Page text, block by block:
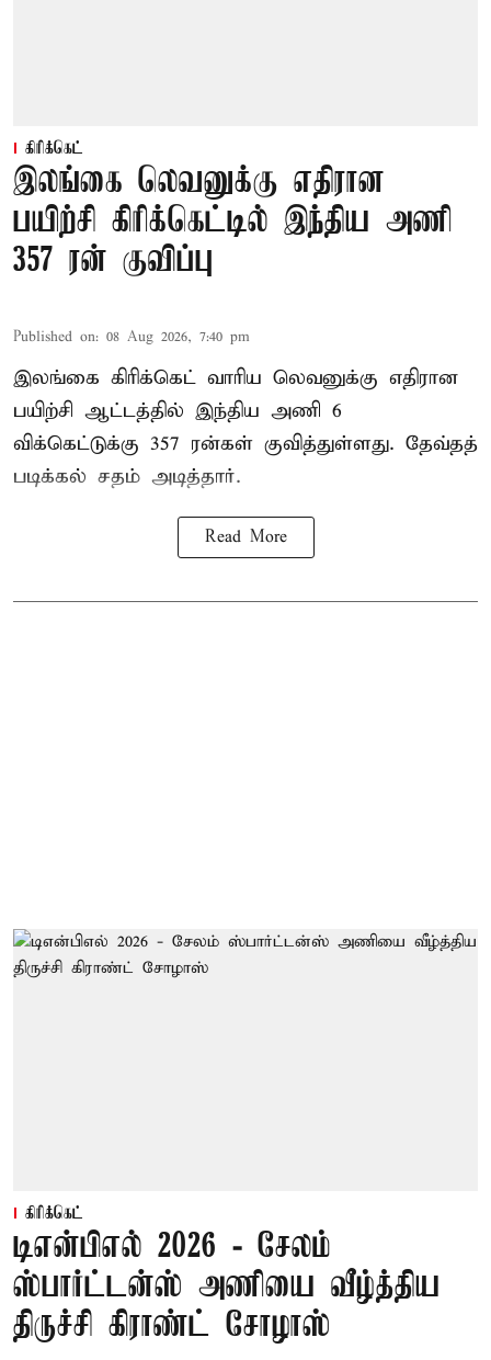
கிரிக்கெட்
இலங்கை லெவனுக்கு எதிரான
பயிற்சி கிரிக்கெட்டில் இந்திய அணி
357 ரன் குவிப்பு
Published on: 08 Aug 2026, 7:40 pm
இலங்கை கிரிக்கெட் வாரிய லெவனுக்கு எதிரான
பயிற்சி ஆட்டத்தில் இந்திய அணி 6
விக்கெட்டுக்கு 357 ரன்கள் குவித்துள்ளது. தேவ்தத்
படிக்கல் சதம் அடித்தார்.
Read More
கிரிக்கெட்
டிஎன்பிஎல் 2026 - சேலம்
ஸ்பார்ட்டன்ஸ் அணியை வீழ்த்திய
திருச்சி கிராண்ட் சோழாஸ்